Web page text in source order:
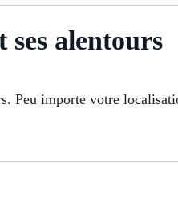
ses alentours
Peu importe votre